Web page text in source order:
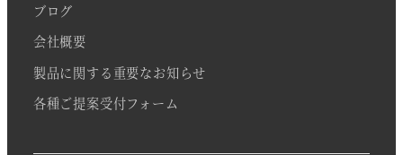
ブログ
会社概要
製品に関する重要なお知らせ
各種ご提案受付フォーム